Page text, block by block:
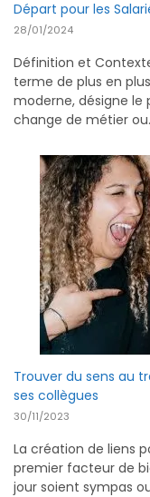
Départ pour les
28/01/2024
Définition et
terme de plus en
moderne, désigne le
change de métier
Trouver du sens au
ses collègues
30/11/2023
La création de liens
premier facteur de
jour soient sympas